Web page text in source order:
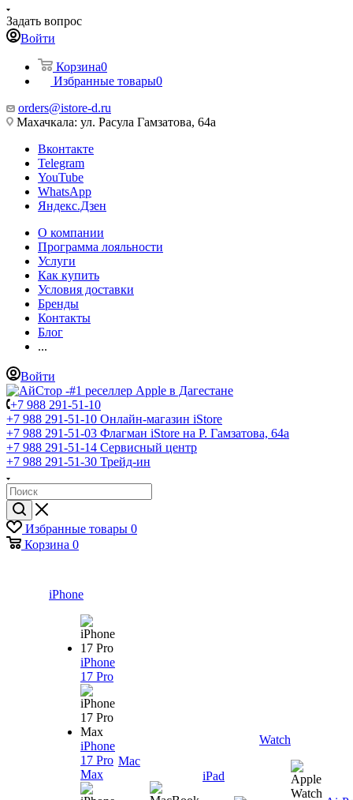
Задать вопрос
Войти
Корзина0
Избранные товары0
orders@istore-d.ru
Махачкала: ул. Расула Гамзатова, 64а
Вконтакте
Telegram
YouTube
WhatsApp
Яндекс.Дзен
О компании
Программа лояльности
Услуги
Как купить
Условия доставки
Бренды
Контакты
Блог
...
Войти
+7 988 291-51-10
+7 988 291-51-10 Онлайн-магазин iStore
+7 988 291-51-03 Флагман iStore на Р. Гамзатова, 64а
+7 988 291-51-14 Сервисный центр
+7 988 291-51-30 Трейд-ин
Избранные товары 0
Корзина 0
iPhone
iPhone
17 Pro
iPhone
17 Pro
Max
Mac
iPad
Watch